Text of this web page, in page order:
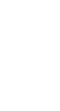
Korrosionsschutz